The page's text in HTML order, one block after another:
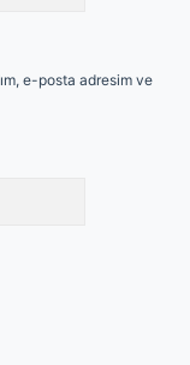
e-posta adresim ve